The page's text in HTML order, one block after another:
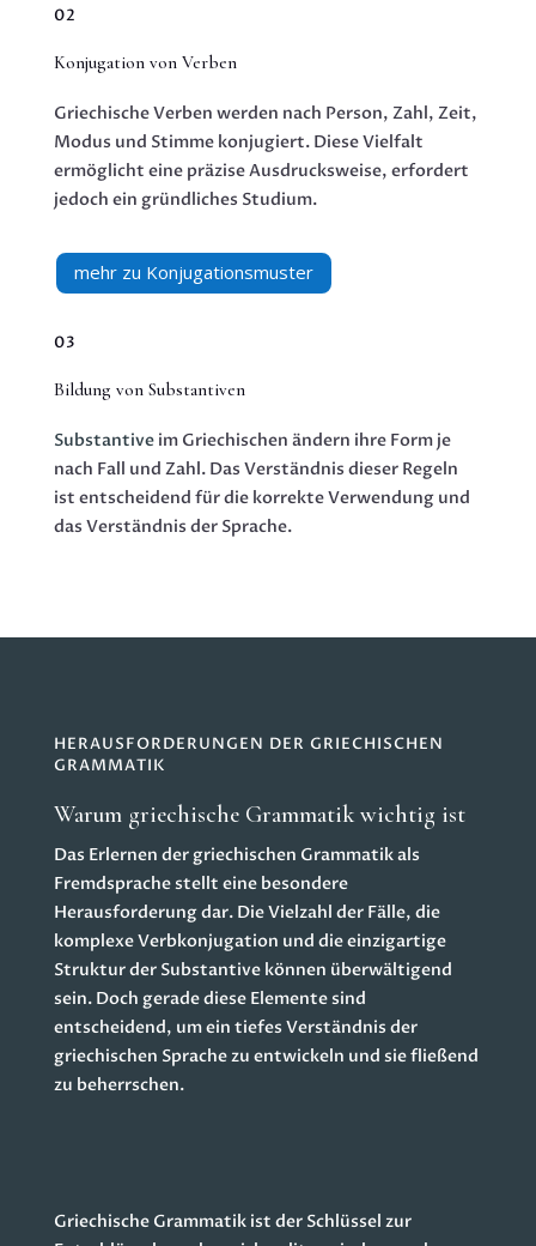
02
Konjugation von Verben
Griechische Verben werden nach Person, Zahl, Zeit,
Modus und Stimme konjugiert. Diese Vielfalt
ermöglicht eine präzise Ausdrucksweise, erfordert
jedoch ein gründliches Studium.
mehr zu Konjugationsmuster
03
Bildung von Substantiven
Substantiveim Griechischen ändern ihre Form je
nach Fall und Zahl. Das Verständnis dieser Regeln
ist entscheidend für die korrekte Verwendung und
das Verständnis der Sprache.
HERAUSFORDERUNGEN DER GRIECHISCHEN
GRAMMATIK
Warum griechische Grammatik wichtig ist
Das Erlernen der griechischen Grammatik als
Fremdsprache stellt eine besondere
Herausforderung dar. Die Vielzahl der Fälle, die
komplexe Verbkonjugation und die einzigartige
Struktur der Substantive können überwältigend
sein. Doch gerade diese Elemente sind
entscheidend, um ein tiefes Verständnis der
griechischen Sprache zu entwickeln und sie fließend
zu beherrschen.
Griechische Grammatikist der Schlüssel zur